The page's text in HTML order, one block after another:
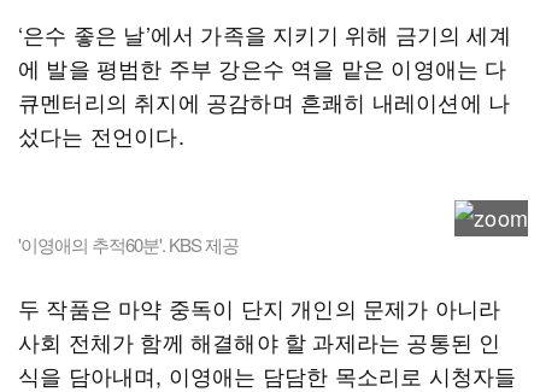
‘은수 좋은 날’에서 가족을 지키기 위해 금기의 세계
에 발을 평범한 주부 강은수 역을 맡은 이영애는 다
큐멘터리의 취지에 공감하며 흔쾌히 내레이션에 나
섰다는 전언이다.
'이영애의 추적60분'. KBS 제공
두 작품은 마약 중독이 단지 개인의 문제가 아니라
사회 전체가 함께 해결해야 할 과제라는 공통된 인
식을 담아내며, 이영애는 담담한 목소리로 시청자들